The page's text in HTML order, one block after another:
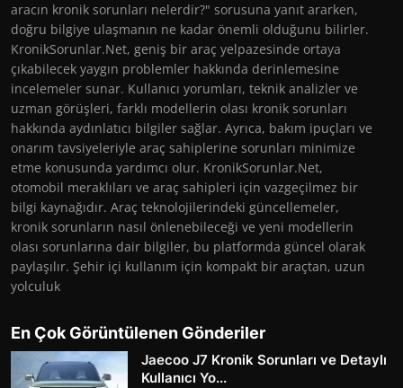
aracın kronik sorunları nelerdir?" sorusuna yanıt ararken,
doğru bilgiye ulaşmanın ne kadar önemli olduğunu bilirler.
KronikSorunlar.Net, geniş bir araç yelpazesinde ortaya
çıkabilecek yaygın problemler hakkında derinlemesine
incelemeler sunar. Kullanıcı yorumları, teknik analizler ve
uzman görüşleri, farklı modellerin olası kronik sorunları
hakkında aydınlatıcı bilgiler sağlar. Ayrıca, bakım ipuçları ve
onarım tavsiyeleriyle araç sahiplerine sorunları minimize
etme konusunda yardımcı olur. KronikSorunlar.Net,
otomobil meraklıları ve araç sahipleri için vazgeçilmez bir
bilgi kaynağıdır. Araç teknolojilerindeki güncellemeler,
kronik sorunların nasıl önlenebileceği ve yeni modellerin
olası sorunlarına dair bilgiler, bu platformda güncel olarak
paylaşılır. Şehir içi kullanım için kompakt bir araçtan, uzun
yolculuk
En Çok Görüntülenen Gönderiler
Jaecoo J7 Kronik Sorunları ve Detaylı
Kullanıcı Yo...